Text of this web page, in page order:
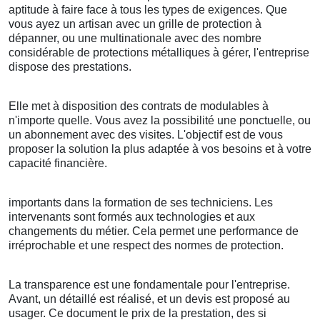
aptitude à faire face à tous les types de exigences. Que
vous ayez un artisan avec un grille de protection à
dépanner, ou une multinationale avec des nombre
considérable de protections métalliques à gérer, l'entreprise
dispose des prestations.
Elle met à disposition des contrats de modulables à
n'importe quelle. Vous avez la possibilité une ponctuelle, ou
un abonnement avec des visites. L'objectif est de vous
proposer la solution la plus adaptée à vos besoins et à votre
capacité financière.
importants dans la formation de ses techniciens. Les
intervenants sont formés aux technologies et aux
changements du métier. Cela permet une performance de
irréprochable et une respect des normes de protection.
La transparence est une fondamentale pour l'entreprise.
Avant, un détaillé est réalisé, et un devis est proposé au
usager. Ce document le prix de la prestation, des si